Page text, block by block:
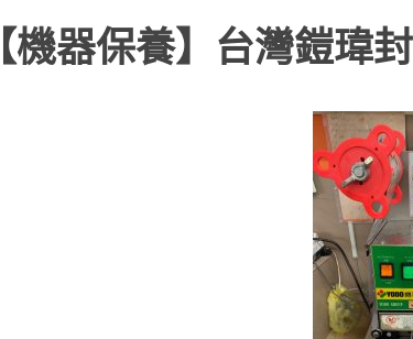
【機器保養】台灣鎧瑋